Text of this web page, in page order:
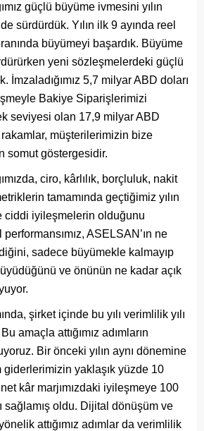
güçlü büyüme ivmesini yılın
sürdürdük. Yılın ilk 9 ayında reel
büyümeyi başardık. Büyüme
yeni sözleşmelerdeki güçlü
İmzaladığımız 5,7 milyar ABD doları
Bakiye Siparişlerimizi
seviyesi olan 17,9 milyar ABD
rakamlar, müşterilerimizin bize
somut göstergesidir.
ciro, kârlılık, borçluluk, nakit
tamamında geçtiğimiz yılın
ciddi iyileşmelerin olduğunu
ASELSAN’ın ne
sadece büyümekle kalmayıp
ve önünün ne kadar açık
şirket içinde bu yılı verimlilik yılı
amaçla attığımız adımların
Bir önceki yılın aynı dönemine
yaklaşık yüzde 10
kâr marjımızdaki iyileşmeye 100
sağlamış oldu. Dijital dönüşüm ve
attığımız adımlar da verimlilik